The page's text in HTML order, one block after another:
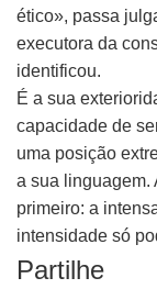
ético», passa
executora da
identificou.
É a sua
capacidade de
uma posição
a sua linguagem.
primeiro: a
intensidade só
Partilhe